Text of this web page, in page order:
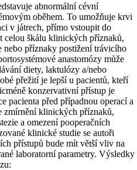
abnormální cévní
oběhem. To umožňuje krvi
v játrech, přímo vstoupit do
celou škálu klinických příznaků,
nebo příznaky postižení trávicího
anastomózy může
diety, laktulózy a/nebo
přežití je lepší u pacientů, kteří
konzervativní přístup je
pacienta před případnou operací a
klinických příznaků,
a omezení pooperačních
klinické studie se autoři
přístupů bude mít větší vliv na
laboratorní parametry. Výsledky